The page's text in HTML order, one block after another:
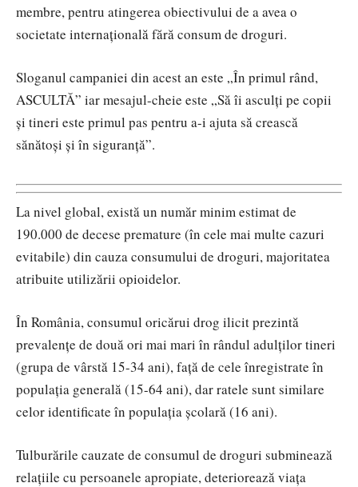
membre, pentru atingerea obiectivului de a avea o
societate internațională fără consum de droguri.
Sloganul campaniei din acest an este „În primul rând,
ASCULTĂ” iar mesajul-cheie este „Să îi asculţi pe copii
şi tineri este primul pas pentru a-i ajuta să crească
sănătoşi şi în siguranţă”.
La nivel global, există un număr minim estimat de
190.000 de decese premature (în cele mai multe cazuri
evitabile) din cauza consumului de droguri, majoritatea
atribuite utilizării opioidelor.
În România, consumul oricărui drog ilicit prezintă
prevalențe de două ori mai mari în rândul adulților tineri
(grupa de vârstă 15-34 ani), față de cele înregistrate în
populația generală (15-64 ani), dar ratele sunt similare
celor identificate în populația școlară (16 ani).
Tulburările cauzate de consumul de droguri subminează
relaţiile cu persoanele apropiate, deteriorează viaţa